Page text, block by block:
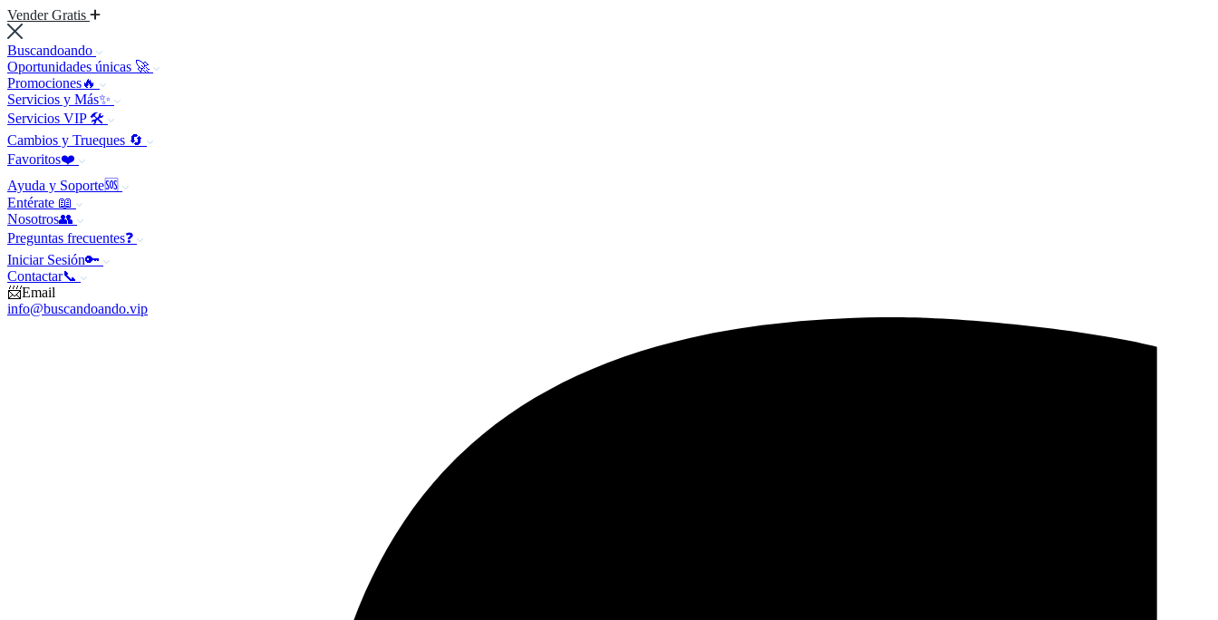
Vender Gratis
Buscandoando
Oportunidades únicas 🚀
Promociones🔥
Servicios y Más✨
Servicios VIP 🛠️
Cambios y Trueques 🔄
Favoritos❤️
Ayuda y Soporte🆘
Entérate 📖
Nosotros👥
Preguntas frecuentes❓
Iniciar Sesión🔑
Contactar📞
📨Email
info@buscandoando.vip